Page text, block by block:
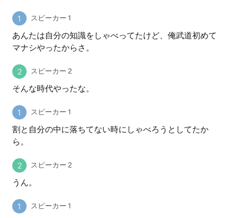
スピーカー 1
あんたは自分の知識をしゃべってたけど、俺武道初めて
マナシやったからさ。
スピーカー 2
そんな時代やったな。
スピーカー 1
割と自分の中に落ちてない時にしゃべろうとしてたか
ら。
スピーカー 2
うん。
スピーカー 1